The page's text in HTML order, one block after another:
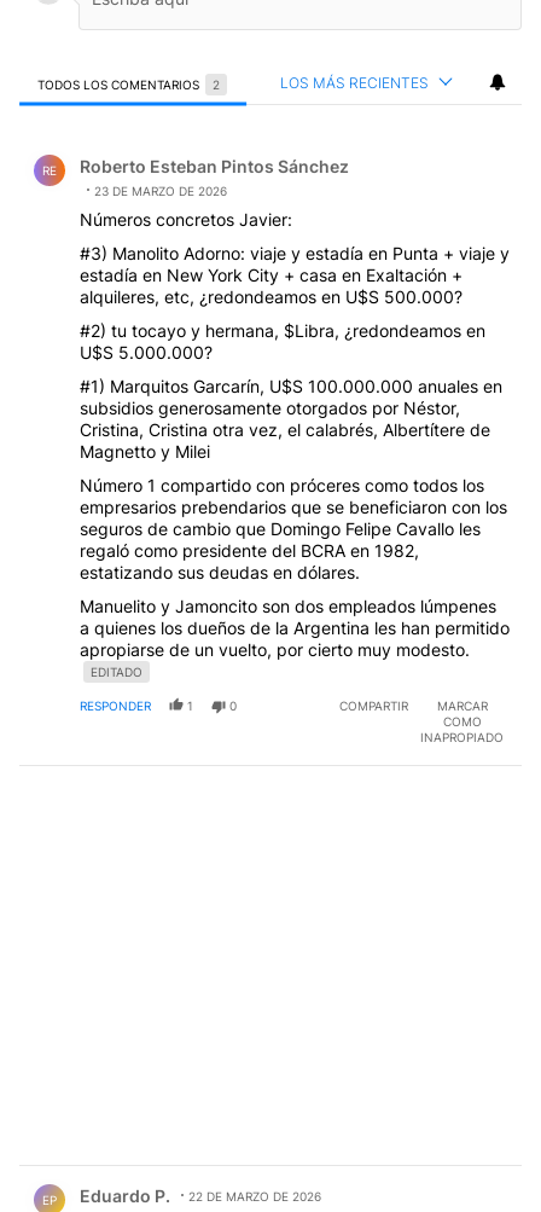
TODOS LOS COMENTARIOS 2 LOS MÁS RECIENTES
RE Roberto Esteban Pintos Sánchez
23 DE MARZO DE 2026
Números concretos Javier:
#3) Manolito Adorno: viaje y estadía en Punta + viaje y
estadía en New York City + casa en Exaltación +
alquileres, etc, ¿redondeamos en U$S 500.000?
#2) tu tocayo y hermana, $Libra, ¿redondeamos en
U$S 5.000.000?
#1) Marquitos Garcarín, U$S 100.000.000 anuales en
subsidios generosamente otorgados por Néstor,
Cristina, Cristina otra vez, el calabrés, Albertítere de
Magnetto y Milei
Número 1 compartido con próceres como todos los
empresarios prebendarios que se beneficiaron con los
seguros de cambio que Domingo Felipe Cavallo les
regaló como presidente del BCRA en 1982,
estatizando sus deudas en dólares.
Manuelito y Jamoncito son dos empleados lúmpenes
a quienes los dueños de la Argentina les han permitido
apropiarse de un vuelto, por cierto muy modesto.
EDITADO
RESPONDER 1 0 COMPARTIR
MARCAR
COMO
INAPROPIADO
EP Eduardo P. 22 DE MARZO DE 2026